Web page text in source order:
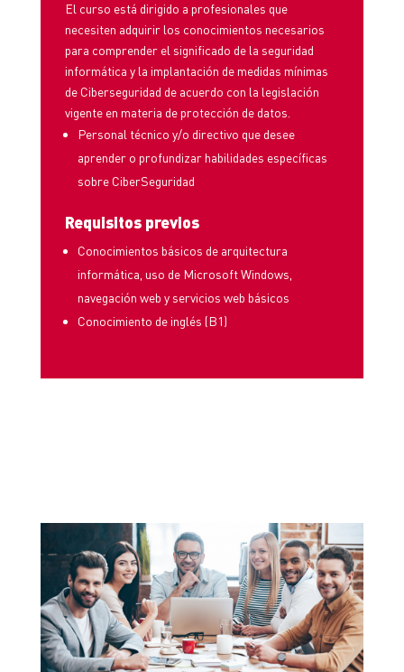
El curso está dirigido a profesionales que
necesiten adquirir los conocimientos necesarios
para comprender el significado de la seguridad
informática y la implantación de medidas mínimas
de Ciberseguridad de acuerdo con la legislación
vigente en materia de protección de datos.
Personal técnico y/o directivo que desee
aprender o profundizar habilidades específicas
sobre CiberSeguridad
Requisitos previos
Conocimientos básicos de arquitectura
informática, uso de Microsoft Windows,
navegación web y servicios web básicos
Conocimiento de inglés (B1)